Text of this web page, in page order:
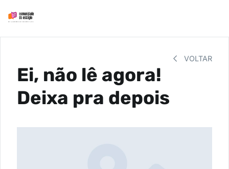
VOLTAR
Ei, não lê agora!
Deixa pra depois